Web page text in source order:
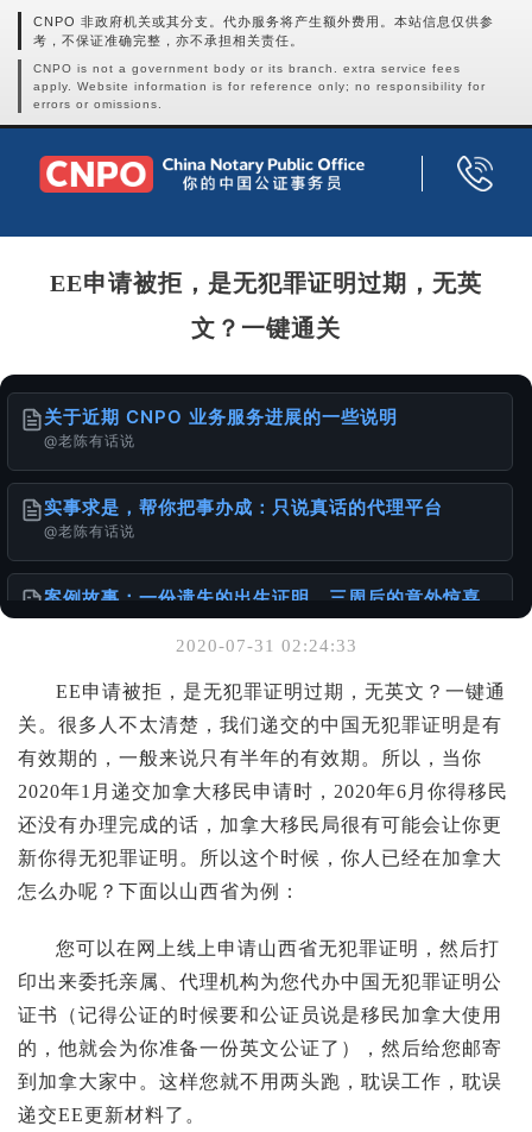
CNPO 非政府机关或其分支。代办服务将产生额外费用。本站信息仅供参
考，不保证准确完整，亦不承担相关责任。
CNPO is not a government body or its branch. extra service fees
apply. Website information is for reference only; no responsibility for
errors or omissions.
EE申请被拒，是无犯罪证明过期，无英
文？一键通关
关于近期 CNPO 业务服务进展的一些说明
@老陈有话说
实事求是，帮你把事办成：只说真话的代理平台
@老陈有话说
案例故事：一份遗失的出生证明，三周后的意外惊喜
@老陈有话说
一张单程证，从赴港到移民的故事
@老陈有话说
离婚的话 DS-3053 还需要另外一方签名吗？
服务使用说明书
2020-07-31 02:24:33
EE申请被拒，是无犯罪证明过期，无英文？一键通
关。很多人不太清楚，我们递交的中国无犯罪证明是有
有效期的，一般来说只有半年的有效期。所以，当你
2020年1月递交加拿大移民申请时，2020年6月你得移民
还没有办理完成的话，加拿大移民局很有可能会让你更
新你得无犯罪证明。所以这个时候，你人已经在加拿大
怎么办呢？下面以山西省为例：
您可以在网上线上申请山西省无犯罪证明，然后打
印出来委托亲属、代理机构为您代办中国无犯罪证明公
证书（记得公证的时候要和公证员说是移民加拿大使用
的，他就会为你准备一份英文公证了），然后给您邮寄
到加拿大家中。这样您就不用两头跑，耽误工作，耽误
递交EE更新材料了。